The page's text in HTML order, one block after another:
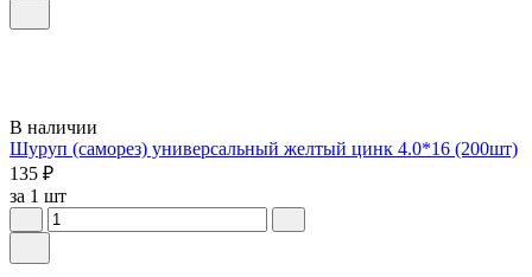
В наличии
Шуруп (саморез) универсальный желтый цинк 4.0*16 (200шт)
135 ₽
за 1 шт